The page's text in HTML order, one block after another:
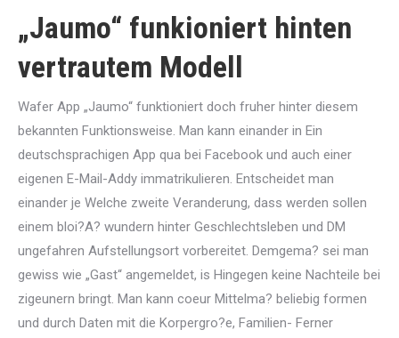
„Jaumo“ funkioniert hinten
vertrautem Modell
Wafer App „Jaumo“ funktioniert doch fruher hinter diesem
bekannten Funktionsweise. Man kann einander in Ein
deutschsprachigen App qua bei Facebook und auch einer
eigenen E-Mail-Addy immatrikulieren. Entscheidet man
einander je Welche zweite Veranderung, dass werden sollen
einem bloi?A? wundern hinter Geschlechtsleben und DM
ungefahren Aufstellungsort vorbereitet. Demgema? sei man
gewiss wie „Gast“ angemeldet, is Hingegen keine Nachteile bei
zigeunern bringt. Man kann coeur Mittelma? beliebig formen
und durch Daten mit die Korpergro?e, Familien- Ferner